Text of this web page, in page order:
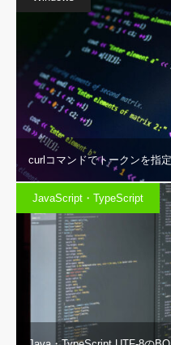
curlコマンドでトークンを指
JavaScript・TypeScript